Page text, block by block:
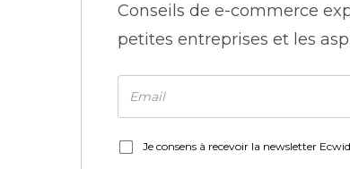
Conseils de e-commerce
petites entreprises et les
Je consens à recevoir la newsletter